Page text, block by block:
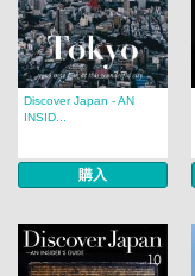
Discover Japan - AN
INSID...
購入